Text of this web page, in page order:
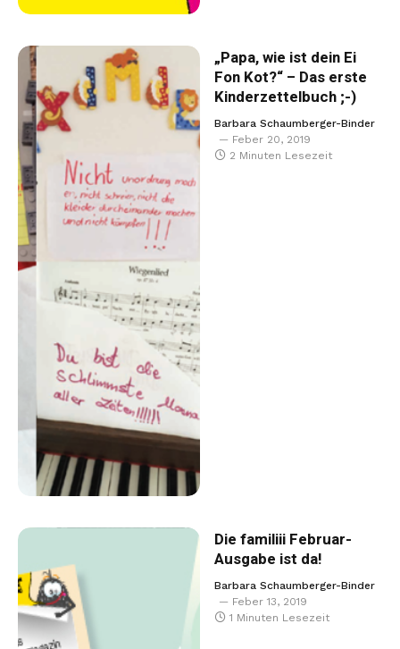
„Papa, wie ist dein Ei
Fon Kot?“ – Das erste
Kinderzettelbuch ;-)
Barbara Schaumberger-Binder
Feber 20, 2019
2 Minuten Lesezeit
Die familiii Februar-
Ausgabe ist da!
Barbara Schaumberger-Binder
Feber 13, 2019
1 Minuten Lesezeit